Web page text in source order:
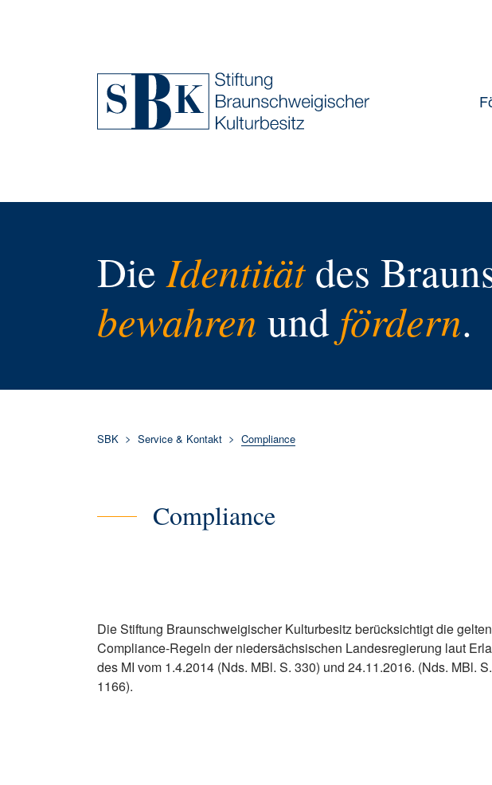
DieIdentitätdes
bewahren und fördern.
SBK Service & Kontakt Compliance
Compliance
Die Stiftung Braunschweigischer Kulturbesitz berücksichtigt die
Compliance-Regeln der niedersächsischen Landesregierung laut
des MI vom 1.4.2014 (Nds. MBl. S. 330) und 24.11.2016. (Nds. MBl. S.
1166).